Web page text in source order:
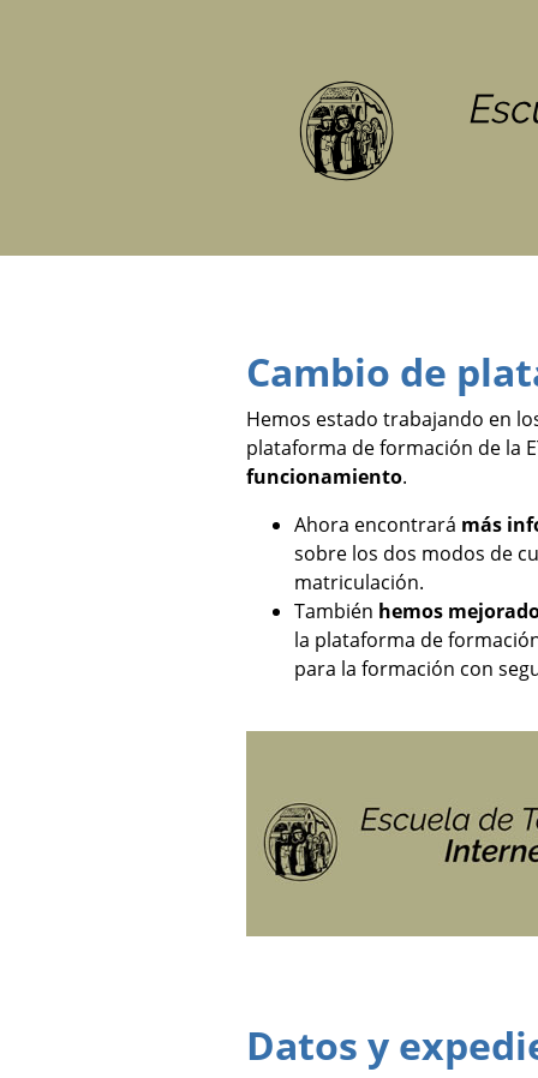
Cambio de
Hemos estado trabajando en
plataforma de formación de la
funcionamiento.
Ahora encontrará más
sobre los dos modos de
matriculación.
También hemos
la plataforma de
para la formación con
Datos y